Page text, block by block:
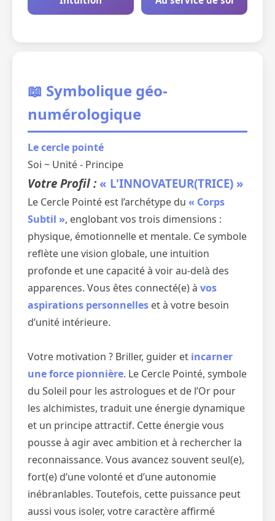
📖 Symbolique géo-
numérologique
Le cercle pointé
Soi ~ Unité - Principe
Votre Profil : « L'INNOVATEUR(TRICE) »
Le Cercle Pointé est l’archétype du « Corps
Subtil », englobant vos trois dimensions :
physique, émotionnelle et mentale. Ce symbole
reflète une vision globale, une intuition
profonde et une capacité à voir au-delà des
apparences. Vous êtes connecté(e) à vos
aspirations personnelles et à votre besoin
d’unité intérieure.
Votre motivation ? Briller, guider et incarner
une force pionnière. Le Cercle Pointé, symbole
du Soleil pour les astrologues et de l’Or pour
les alchimistes, traduit une énergie dynamique
et un principe attractif. Cette énergie vous
pousse à agir avec ambition et à rechercher la
reconnaissance. Vous avancez souvent seul(e),
fort(e) d’une volonté et d’une autonomie
inébranlables. Toutefois, cette puissance peut
aussi vous isoler, votre caractère affirmé